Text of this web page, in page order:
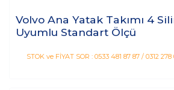
Volvo Ana Yatak Takımı 4
Uyumlu Standart Ölçü
STOK ve FİYAT SOR : 0533 481 87 87 / 0312 278